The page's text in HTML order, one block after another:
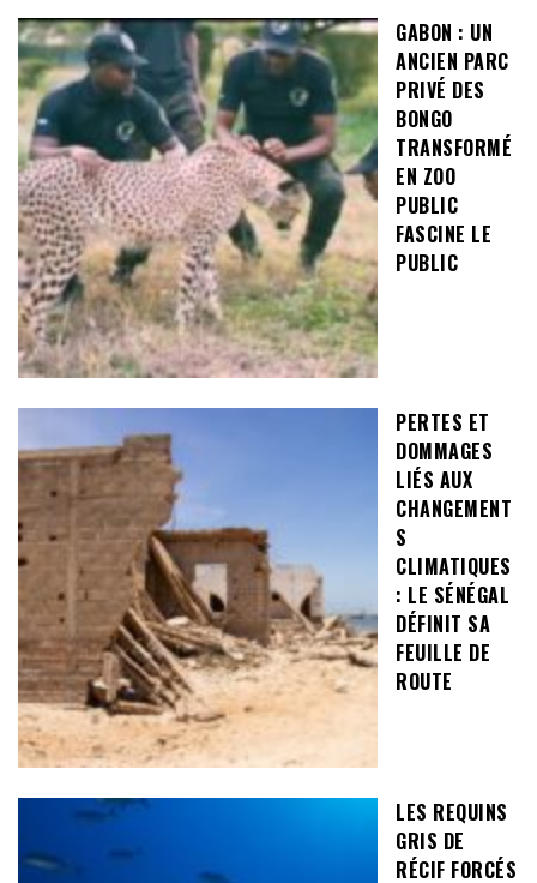
GABON : UN
ANCIEN PARC
PRIVÉ DES
BONGO
TRANSFORMÉ
EN ZOO
PUBLIC
FASCINE LE
PUBLIC
PERTES ET
DOMMAGES
LIÉS AUX
CHANGEMENT
S
CLIMATIQUES
: LE SÉNÉGAL
DÉFINIT SA
FEUILLE DE
ROUTE
LES REQUINS
GRIS DE
RÉCIF FORCÉS